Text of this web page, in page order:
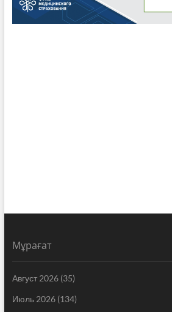
Мұрағат
Август 2026(35)
Июль 2026(134)